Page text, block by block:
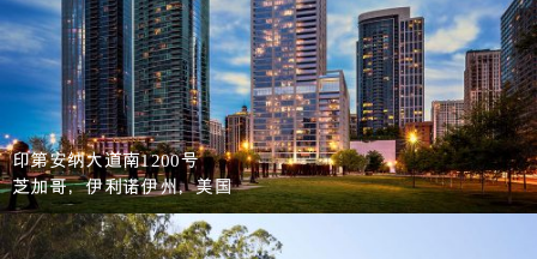
印第安纳大道南1200号
芝加哥，伊利诺伊州，美国